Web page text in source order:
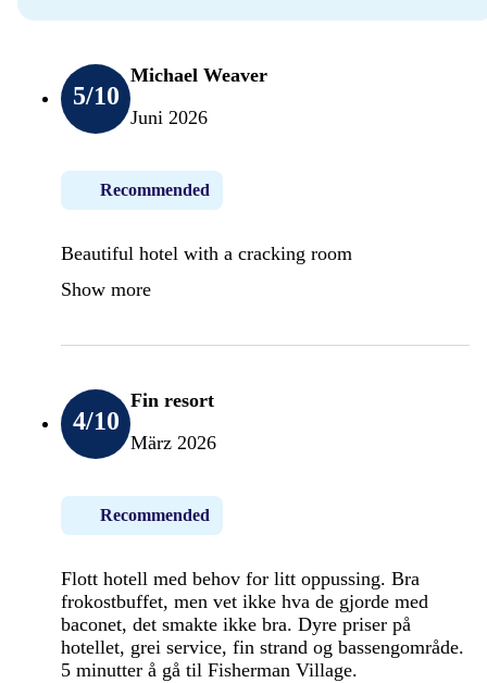
5/10
Michael Weaver
Juni 2026
Recommended
Beautiful hotel with a cracking room
Show more
4/10
Fin resort
März 2026
Recommended
Flott hotell med behov for litt oppussing. Bra
frokostbuffet, men vet ikke hva de gjorde med
baconet, det smakte ikke bra. Dyre priser på
hotellet, grei service, fin strand og bassengområde.
5 minutter å gå til Fisherman Village.